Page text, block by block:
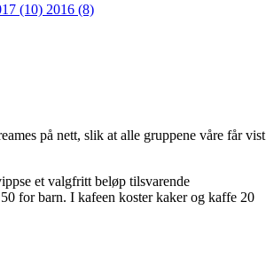
(10) 2016 (8)
på nett, slik at alle gruppene våre får vist
et valgfritt beløp tilsvarende
for barn. I kafeen koster kaker og kaffe 20